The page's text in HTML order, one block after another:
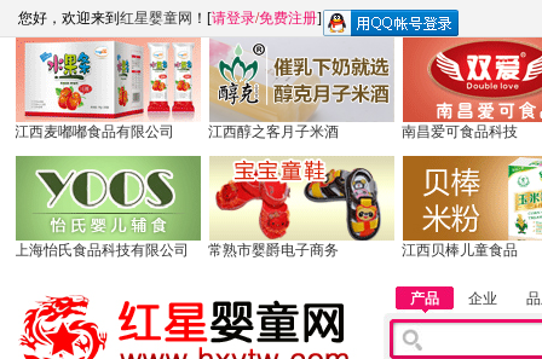
您好，欢迎来到 红星婴童网 ！[请登录/免费注册]
江西麦嘟嘟食品有限公司 江西醇之客月子米酒 南昌爱可食品科技
上海怡氏食品科技有限公司 常熟市婴爵电子商务 江西贝棒儿童食品
产品 企业